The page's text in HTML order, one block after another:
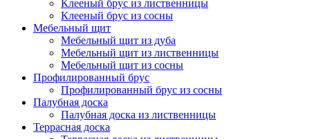
Клееный брус из лиственницы
Клееный брус из сосны
Мебельный щит
Мебельный щит из дуба
Мебельный щит из лиственницы
Мебельный щит из сосны
Профилированный брус
Профилированный брус из сосны
Палубная доска
Палубная доска из лиственницы
Террасная доска